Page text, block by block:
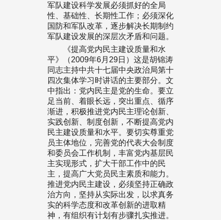
军队建设科学发展必须抓好的全局
性、基础性、长期性工作；必须深化
国防和军队改革，逐步解决长期制约
军队建设发展的深层次矛盾和问题。
《提高党内民主建设质量和水
平》（2009年6月29日）这是胡锦涛
同志主持中共十七届中央政治局第十
四次集体学习时讲话的主要部分。文
中指出：党内民主是党的生命。要立
足当前、着眼长远，突出重点、循序
渐进，积极推进党内民主理论创新、
实践创新、制度创新，不断提高党内
民主建设质量和水平。要切实尊重党
员主体地位，完善党的代表大会制度
和委员会工作机制，丰富党内基层民
主实现形式，扩大干部工作中的民
主，提高广大党员民主素质和能力。
推进党内民主建设，必须坚持正确政
治方向，坚持从实际出发，以求真务
实的科学态度和改革创新的进取精
神，有组织有计划有步骤扎实推进。